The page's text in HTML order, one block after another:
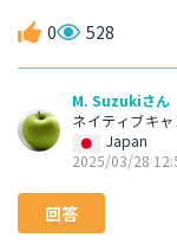
0 528
M. Suzukiさん
ネイティブキ
Japan
2025/03/28
回答